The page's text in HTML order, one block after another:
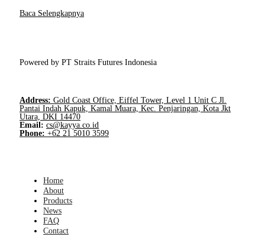
Baca Selengkapnya
Powered by PT Straits Futures Indonesia
Address: Gold Coast Office, Eiffel Tower, Level 1 Unit C Jl.
Pantai Indah Kapuk, Kamal Muara, Kec. Penjaringan, Kota Jkt
Utara, DKI 14470
Email: cs@kayya.co.id
Phone: +62 21 5010 3599
Home
About
Products
News
FAQ
Contact